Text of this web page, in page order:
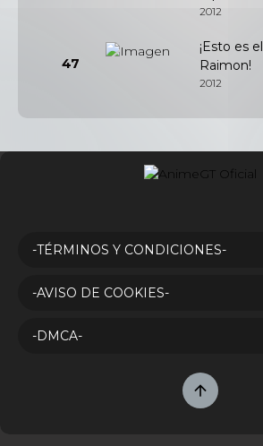
2012
47
¡Esto es el
Raimon!
2012
-TÉRMINOS Y CONDICIONES-
-AVISO DE COOKIES-
-DMCA-